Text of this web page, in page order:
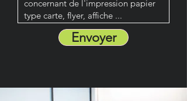
Envoyer